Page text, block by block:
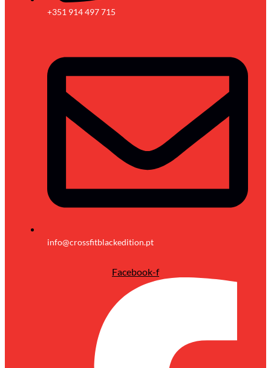
+351 914 497 715
info@crossfitblackedition.pt
Facebook-f